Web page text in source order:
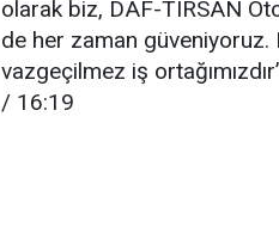
olarak biz, DAF-TIRSAN
de her zaman
vazgeçilmez iş
/ 16:19